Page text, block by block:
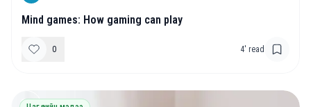
Mind games: How gaming can play
0 4' read